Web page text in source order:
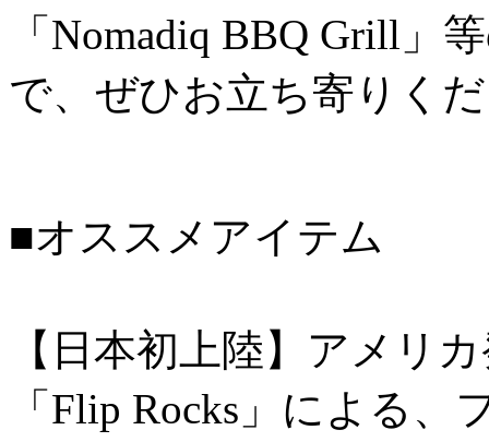
「Nomadiq BBQ Grill」
で、ぜひお立ち寄りく
■オススメアイテム
【日本初上陸】アメリ
「Flip Rocks」による